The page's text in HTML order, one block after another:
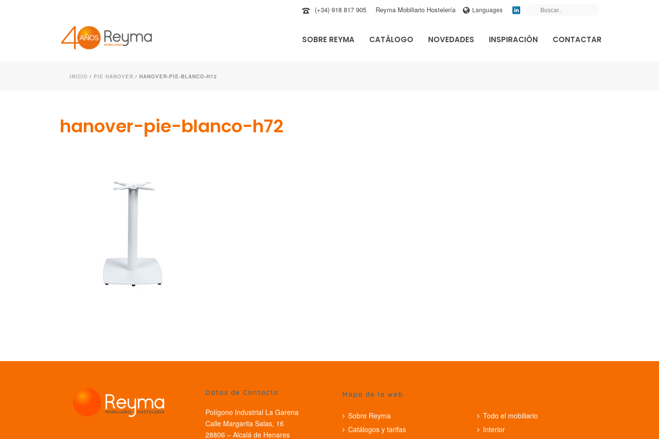
(+34) 918 817 905 Reyma Mobiliario Hostelería Languages
SOBRE REYMA CATÁLOGO NOVEDADES INSPIRACIÓN CONTACTAR
INICIO / PIE HANOVER / HANOVER-PIE-BLANCO-H72
hanover-pie-blanco-h72
Datos de Contacto
Polígono Industrial La Garena
Calle Margarita Salas, 16
28806 – Alcalá de Henares
Mapa de la web
Sobre Reyma
Catálogos y tarifas
Todo el mobiliario
Interior